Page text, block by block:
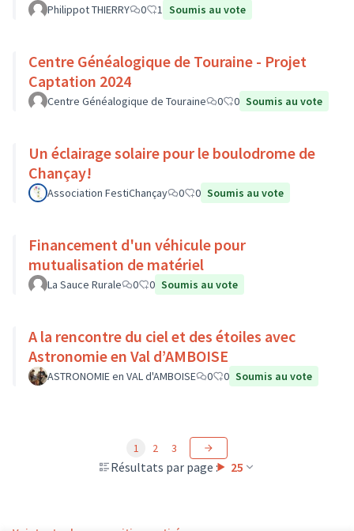
Philippot THIERRY 0 1 Soumis au vote
Centre Généalogique de Touraine - Projet
Captation 2024
Centre Généalogique de Touraine 0 0 Soumis au vote
Un éclairage solaire pour le boulodrome de
Chançay!
Association FestiChançay 0 0 Soumis au vote
Financement d'un véhicule pour
mutualisation de matériel
La Sauce Rurale 0 0 Soumis au vote
A la rencontre du ciel et des étoiles avec
Astronomie en Val d’AMBOISE
ASTRONOMIE en VAL d'AMBOISE 0 0 Soumis au vote
Résultats par page : 25
1 2 3